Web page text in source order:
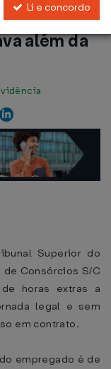
extras a
além da
Superior do
de Consórcios S/C
horas extras a
legal e sem
em contrato.
empregado é de
Li e concordo